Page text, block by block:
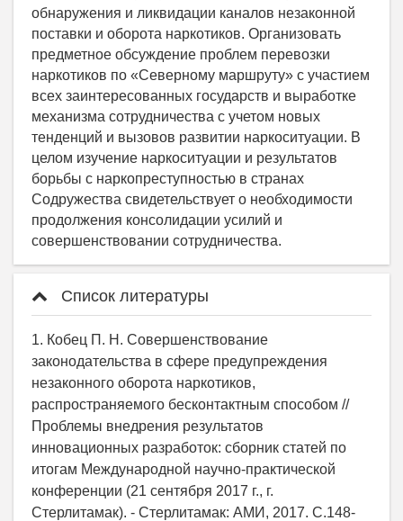
Список литературы
1. Кобец П. Н. Совершенствование
законодательства в сфере предупреждения
незаконного оборота наркотиков,
распространяемого бесконтактным способом //
Проблемы внедрения результатов
инновационных разработок: сборник статей по
итогам Международной научно-практической
конференции (21 сентября 2017 г., г.
Стерлитамак). - Стерлитамак: АМИ, 2017. С.148-